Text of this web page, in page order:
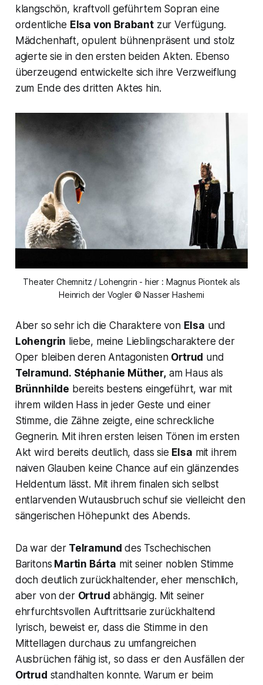
klangschön, kraftvoll geführtem Sopran eine
ordentliche Elsa von Brabantzur Verfügung.
Mädchenhaft, opulent bühnenpräsent und stolz
agierte sie in den ersten beiden Akten. Ebenso
überzeugend entwickelte sich ihre Verzweiflung
zum Ende des dritten Aktes hin.
Theater Chemnitz / Lohengrin - hier : Magnus Piontek als
Heinrich der Vogler © Nasser Hashemi
Aber so sehr ich die Charaktere von Elsa und
Lohengrin liebe, meine Lieblingscharaktere der
Oper bleiben deren Antagonisten Ortrud und
Telramund. Stéphanie Müther,am Haus als
Brünnhilde bereits bestens eingeführt, war mit
ihrem wilden Hass in jeder Geste und einer
Stimme, die Zähne zeigte, eine schreckliche
Gegnerin. Mit ihren ersten leisen Tönen im ersten
Akt wird bereits deutlich, dass sie Elsa mit ihrem
naiven Glauben keine Chance auf ein glänzendes
Heldentum lässt. Mit ihrem finalen sich selbst
entlarvenden Wutausbruch schuf sie vielleicht den
sängerischen Höhepunkt des Abends.
Da war der Telramunddes Tschechischen
Baritons Martin Bárta mit seiner noblen Stimme
doch deutlich zurückhaltender, eher menschlich,
aber von der Ortrud abhängig. Mit seiner
ehrfurchtsvollen Auftrittsarie zurückhaltend
lyrisch, beweist er, dass die Stimme in den
Mittellagen durchaus zu umfangreichen
Ausbrüchen fähig ist, so dass er den Ausfällen der
Ortrud standhalten konnte. Warum er beim